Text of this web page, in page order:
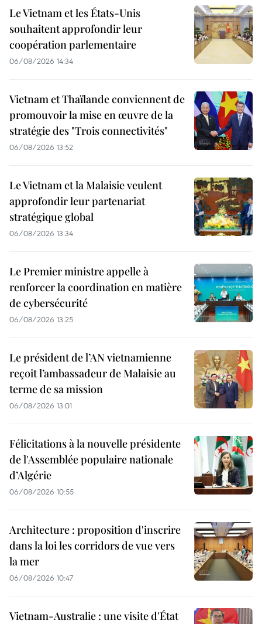
Le Vietnam et les États-Unis
souhaitent approfondir leur
coopération parlementaire
06/08/2026 14:34
Vietnam et Thaïlande conviennent de
promouvoir la mise en œuvre de la
stratégie des "Trois connectivités"
06/08/2026 13:52
Le Vietnam et la Malaisie veulent
approfondir leur partenariat
stratégique global
06/08/2026 13:34
Le Premier ministre appelle à
renforcer la coordination en matière
de cybersécurité
06/08/2026 13:25
Le président de l’AN vietnamienne
reçoit l’ambassadeur de Malaisie au
terme de sa mission
06/08/2026 13:01
Félicitations à la nouvelle présidente
de l'Assemblée populaire nationale
d’Algérie
06/08/2026 10:55
Architecture : proposition d'inscrire
dans la loi les corridors de vue vers
la mer
06/08/2026 10:47
Vietnam-Australie : une visite d'État